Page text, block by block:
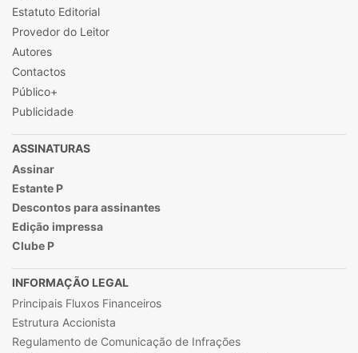
Estatuto Editorial
Provedor do Leitor
Autores
Contactos
Público+
Publicidade
ASSINATURAS
Assinar
Estante P
Descontos para assinantes
Edição impressa
Clube P
INFORMAÇÃO LEGAL
Principais Fluxos Financeiros
Estrutura Accionista
Regulamento de Comunicação de Infrações